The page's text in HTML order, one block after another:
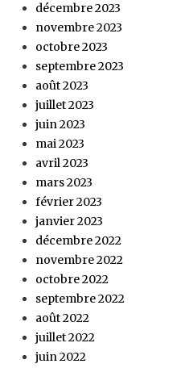
décembre 2023
novembre 2023
octobre 2023
septembre 2023
août 2023
juillet 2023
juin 2023
mai 2023
avril 2023
mars 2023
février 2023
janvier 2023
décembre 2022
novembre 2022
octobre 2022
septembre 2022
août 2022
juillet 2022
juin 2022